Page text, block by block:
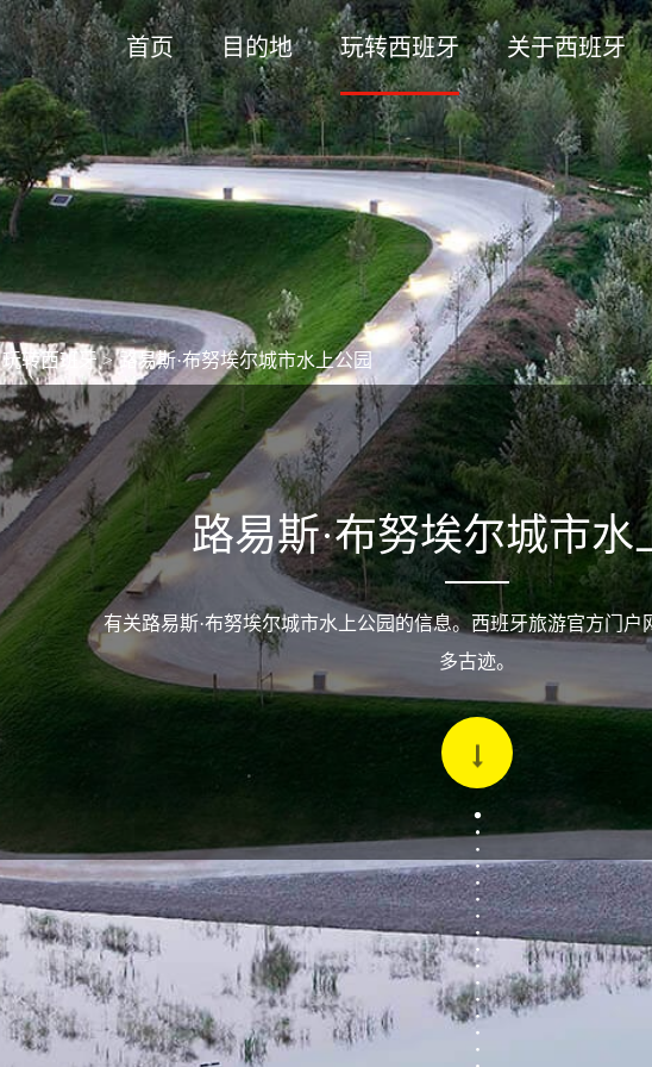
首页 目的地 玩转西班牙 关于西班牙
玩转西班牙 > 路易斯·布努埃尔城市水上公园
路易斯·布努埃尔城市水
有关路易斯·布努埃尔城市水上公园的信息。西班牙旅游官方门户
多古迹。